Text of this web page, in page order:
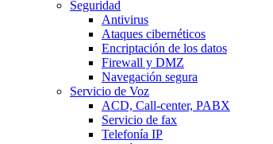
Seguridad
Antivirus
Ataques cibernéticos
Encriptación de los datos
Firewall y DMZ
Navegación segura
Servicio de Voz
ACD, Call-center, PABX
Servicio de fax
Telefonía IP